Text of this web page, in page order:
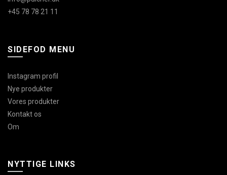
+45 78 78 21 11
SIDEFOD MENU
Instagram profil
Nye produkter
Vores produkter
Kontakt os
Om
NYTTIGE LINKS